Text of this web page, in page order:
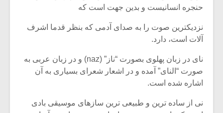
حنجره انسانیست و بدین جهت است که
نزدیکترین صوت را به صدای آدمی که بنظر قدما اشرف
آلات است، دارد.
نای در زبان پهلوی بصورت “ناز” (naz) و در زبان عربی به
صورت “النای” آمده و در اشعار شعرای بسیاری به آن
اشاره شده است.
نی از ساده ترین و طبیعی ترین سازهای موسیقی بادی